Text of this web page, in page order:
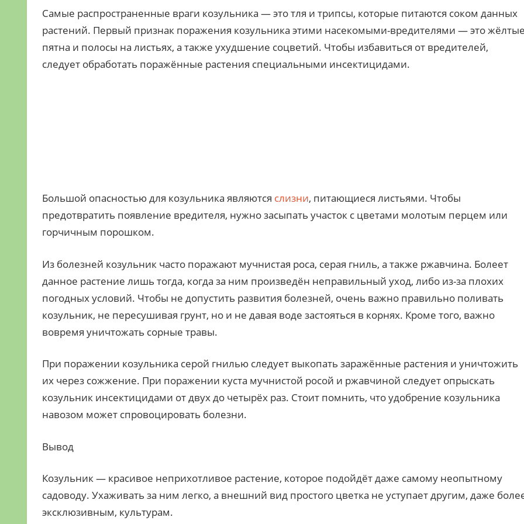
Самые распространенные враги козульника — это тля и трипсы, которые питаются соком данных
растений. Первый признак поражения козульника этими насекомыми-вредителями — это
пятна и полосы на листьях, а также ухудшение соцветий. Чтобы избавиться от вредителей,
следует обработать поражённые растения специальными инсектицидами.
Большой опасностью для козульника являются слизни, питающиеся листьями. Чтобы
предотвратить появление вредителя, нужно засыпать участок с цветами молотым перцем или
горчичным порошком.
Из болезней козульник часто поражают мучнистая роса, серая гниль, а также ржавчина. Болеет
данное растение лишь тогда, когда за ним произведён неправильный уход, либо из-за плохих
погодных условий. Чтобы не допустить развития болезней, очень важно правильно поливать
козульник, не пересушивая грунт, но и не давая воде застояться в корнях. Кроме того, важно
вовремя уничтожать сорные травы.
При поражении козульника серой гнилью следует выкопать заражённые растения и уничтожить
их через сожжение. При поражении куста мучнистой росой и ржавчиной следует опрыскать
козульник инсектицидами от двух до четырёх раз. Стоит помнить, что удобрение козульника
навозом может спровоцировать болезни.
Вывод
Козульник — красивое неприхотливое растение, которое подойдёт даже самому неопытному
садоводу. Ухаживать за ним легко, а внешний вид простого цветка не уступает другим, даже
эксклюзивным, культурам.